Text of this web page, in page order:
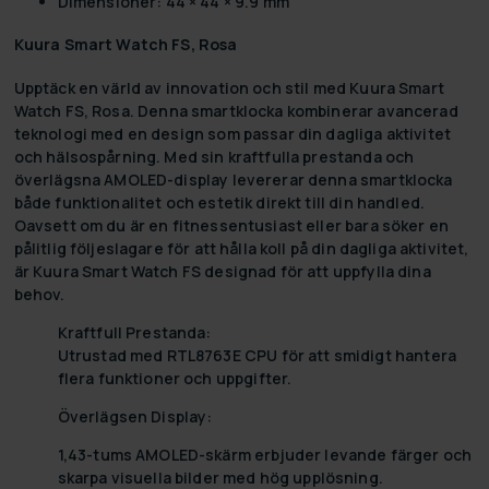
Kuura Smart Watch FS, Rosa
Upptäck en värld av innovation och stil med Kuura Smart
Watch FS, Rosa. Denna smartklocka kombinerar avancerad
teknologi med en design som passar din dagliga aktivitet
och hälsospårning. Med sin kraftfulla prestanda och
överlägsna AMOLED-display levererar denna smartklocka
både funktionalitet och estetik direkt till din handled.
Oavsett om du är en fitnessentusiast eller bara söker en
pålitlig följeslagare för att hålla koll på din dagliga aktivitet,
är Kuura Smart Watch FS designad för att uppfylla dina
behov.
Kraftfull Prestanda:
Utrustad med RTL8763E CPU för att smidigt hantera
flera funktioner och uppgifter.
Överlägsen Display:
1,43-tums AMOLED-skärm erbjuder levande färger och
skarpa visuella bilder med hög upplösning.